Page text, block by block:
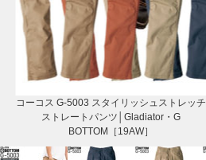
コーコス G-5003 スタイリッシュストレッチ
ストレートパンツ│Gladiator・G
BOTTOM［19AW］